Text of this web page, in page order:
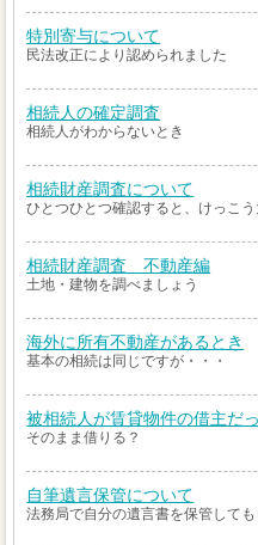
特別寄与について
民法改正により認められました
相続人の確定調査
相続人がわからないとき
相続財産調査について
ひとつひとつ確認すると、けっこ
相続財産調査 不動産編
土地・建物を調べましょう
海外に所有不動産があるとき
基本の相続は同じですが・・・
被相続人が賃貸物件の借主だ
そのまま借りる？
自筆遺言保管について
法務局で自分の遺言書を保管しても